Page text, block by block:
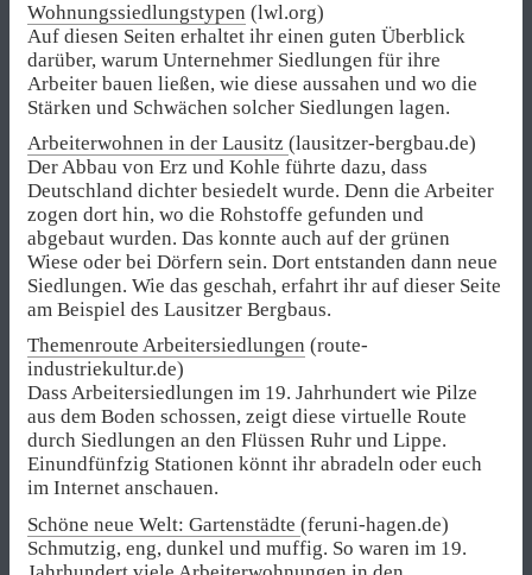
Wohnungssiedlungstypen (lwl.org)
Auf diesen Seiten erhaltet ihr einen guten Überblick
darüber, warum Unternehmer Siedlungen für ihre
Arbeiter bauen ließen, wie diese aussahen und wo die
Stärken und Schwächen solcher Siedlungen lagen.
Arbeiterwohnen in der Lausitz (lausitzer-bergbau.de)
Der Abbau von Erz und Kohle führte dazu, dass
Deutschland dichter besiedelt wurde. Denn die Arbeiter
zogen dort hin, wo die Rohstoffe gefunden und
abgebaut wurden. Das konnte auch auf der grünen
Wiese oder bei Dörfern sein. Dort entstanden dann neue
Siedlungen. Wie das geschah, erfahrt ihr auf dieser Seite
am Beispiel des Lausitzer Bergbaus.
Themenroute Arbeitersiedlungen (route-
industriekultur.de)
Dass Arbeitersiedlungen im 19. Jahrhundert wie Pilze
aus dem Boden schossen, zeigt diese virtuelle Route
durch Siedlungen an den Flüssen Ruhr und Lippe.
Einundfünfzig Stationen könnt ihr abradeln oder euch
im Internet anschauen.
Schöne neue Welt: Gartenstädte (feruni-hagen.de)
Schmutzig, eng, dunkel und muffig. So waren im 19.